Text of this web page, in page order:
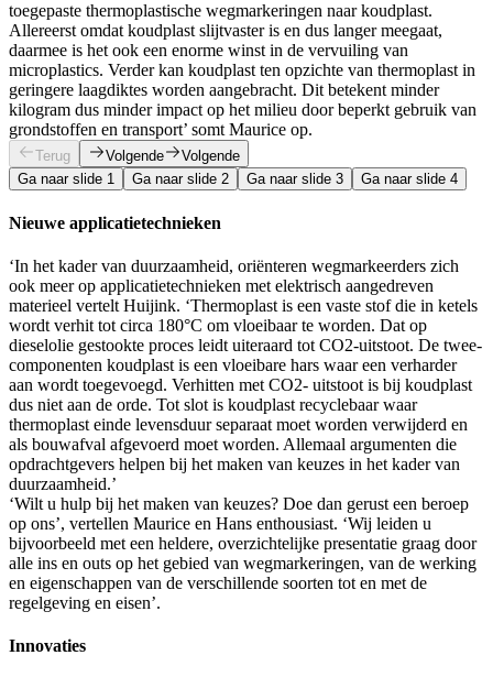
toegepaste thermoplastische wegmarkeringen naar koudplast.
Allereerst omdat koudplast slijtvaster is en dus langer meegaat,
daarmee is het ook een enorme winst in de vervuiling van
microplastics. Verder kan koudplast ten opzichte van thermoplast in
geringere laagdiktes worden aangebracht. Dit betekent minder
kilogram dus minder impact op het milieu door beperkt gebruik van
grondstoffen en transport’ somt Maurice op.
Terug Volgende
Volgende
Ga naar slide 1
Ga naar slide 2 Ga naar slide 3 Ga naar slide 4
Nieuwe applicatietechnieken
‘In het kader van duurzaamheid, oriënteren wegmarkeerders zich
ook meer op applicatietechnieken met elektrisch aangedreven
materieel vertelt Huijink. ‘Thermoplast is een vaste stof die in ketels
wordt verhit tot circa 180°C om vloeibaar te worden. Dat op
dieselolie gestookte proces leidt uiteraard tot CO2-uitstoot. De twee-
componenten koudplast is een vloeibare hars waar een verharder
aan wordt toegevoegd. Verhitten met CO2- uitstoot is bij koudplast
dus niet aan de orde. Tot slot is koudplast recyclebaar waar
thermoplast einde levensduur separaat moet worden verwijderd en
als bouwafval afgevoerd moet worden. Allemaal argumenten die
opdrachtgevers helpen bij het maken van keuzes in het kader van
duurzaamheid.’
‘Wilt u hulp bij het maken van keuzes? Doe dan gerust een beroep
op ons’, vertellen Maurice en Hans enthousiast. ‘Wij leiden u
bijvoorbeeld met een heldere, overzichtelijke presentatie graag door
alle ins en outs op het gebied van wegmarkeringen, van de werking
en eigenschappen van de verschillende soorten tot en met de
regelgeving en eisen’.
Innovaties